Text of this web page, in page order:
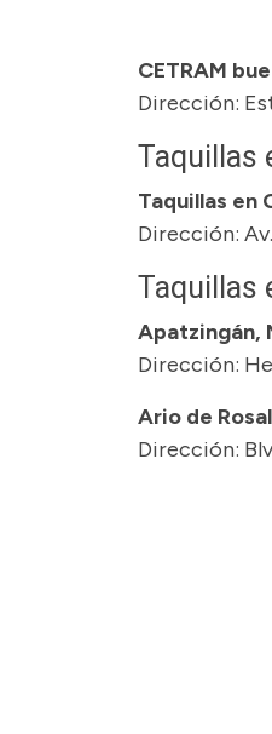
CETRAM
Dirección:
Taquillas
Taquillas en
Dirección:
Taquillas
Apatzingán,
Dirección:
Ario de
Dirección: